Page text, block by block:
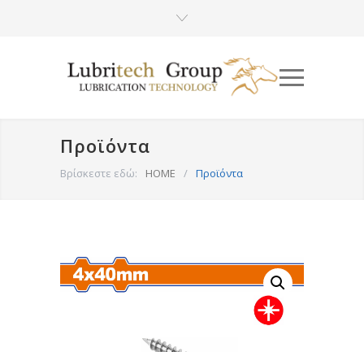
Προϊόντα
Βρίσκεστε εδώ: HOME / Προϊόντα